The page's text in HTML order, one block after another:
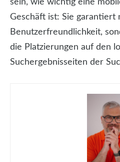
sein, wie wichtig eine
Geschäft ist: Sie garantiert
Benutzerfreundlichkeit,
die Platzierungen auf den
Suchergebnisseiten der